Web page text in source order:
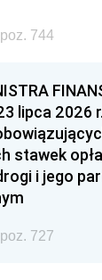
744
lipca 2026
stawek
i jego
727